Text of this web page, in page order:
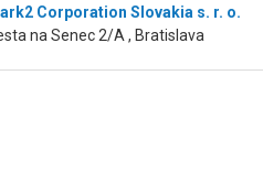
Corporation Slovakia s. r. o.
na Senec 2/A , Bratislava